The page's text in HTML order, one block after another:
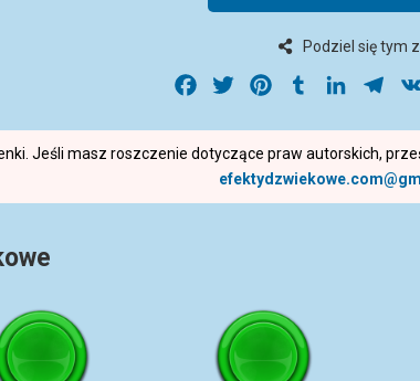
Podziel się tym
Facebook
Twitter PinterestTumblrLinkedIn
Jeśli masz roszczenie dotyczące praw autorskich,